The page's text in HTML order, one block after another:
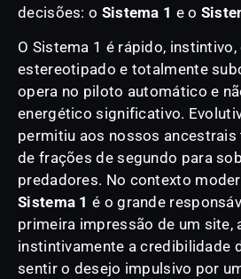
decisões: o Sistema 1 e o
O Sistema 1 é rápido,
estereotipado e totalmente
opera no piloto automático e
energético significativo.
permitiu aos nossos
de frações de segundo para
predadores. No contexto
Sistema 1 é o grande
primeira impressão de um site,
instintivamente a credibilidade
sentir o desejo impulsivo por